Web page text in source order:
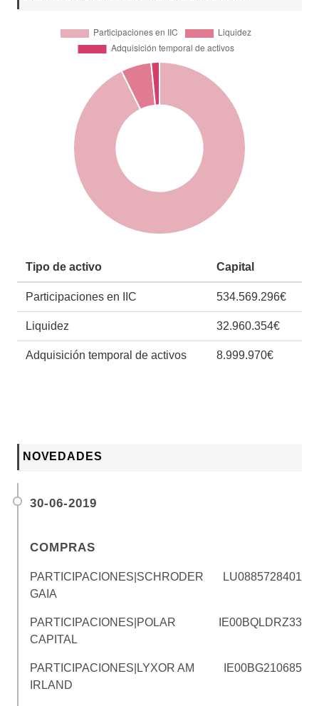
Tipo de activo Capital
Participaciones en IIC 534.569.296€
Liquidez 32.960.354€
Adquisición temporal de activos 8.999.970€
NOVEDADES
30-06-2019
COMPRAS
PARTICIPACIONES|SCHRODER
GAIA
LU0885728401
PARTICIPACIONES|POLAR
CAPITAL
IE00BQLDRZ33
PARTICIPACIONES|LYXOR AM
IRLAND
IE00BG210685